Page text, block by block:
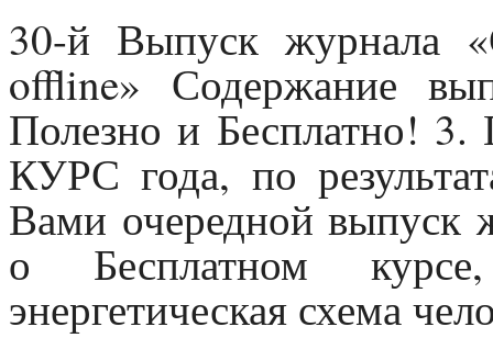
30-й Выпуск журнала
offline» Содержание
Полезно и Бесплатно!
КУРС года, по
Вами очередной выпуск
о Бесплатном
энергетическая схема